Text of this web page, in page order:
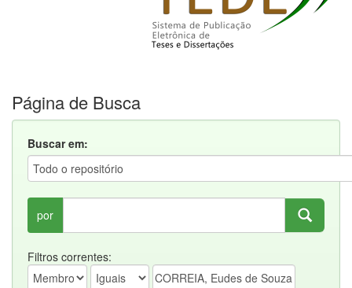
Página de Busca
Buscar em:
por
Filtros correntes: